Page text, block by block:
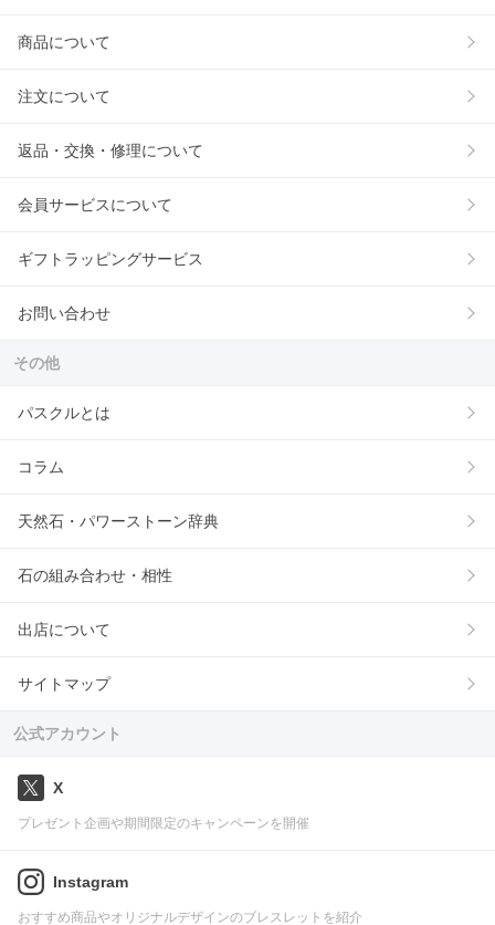
商品について
注文について
返品・交換・修理について
会員サービスについて
ギフトラッピングサービス
お問い合わせ
その他
パスクルとは
コラム
天然石・パワーストーン辞典
石の組み合わせ・相性
出店について
サイトマップ
公式アカウント
X
プレゼント企画や期間限定のキャンペーンを開催
Instagram
おすすめ商品やオリジナルデザインのブレスレットを紹介